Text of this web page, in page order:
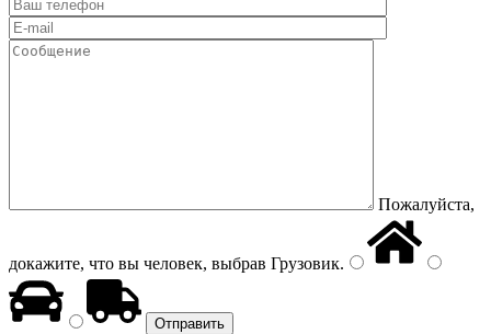
Пожалуйста,
докажите, что вы человек, выбрав Грузовик.